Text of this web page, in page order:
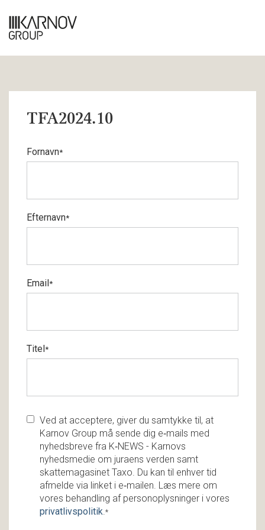
TFA2024.10
Fornavn*
Efternavn*
Email*
Titel*
Ved at acceptere, giver du samtykke til, at
Karnov Group må sende dig e‑mails med
nyhedsbreve fra K‑NEWS - Karnovs
nyhedsmedie om juraens verden samt
skattemagasinet Taxo. Du kan til enhver tid
afmelde via linket i e‑mailen. Læs mere om
vores behandling af personoplysninger i vores
privatlivspolitik.*